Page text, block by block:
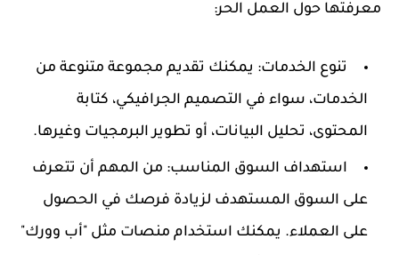
معرفتها حول العمل الحر:
تنوع الخدمات: يمكنك تقديم مجموعة متنوعة من
الخدمات، سواء في التصميم الجرافيكي، كتابة
المحتوى، تحليل البيانات، أو تطوير البرمجيات وغيرها.
استهداف السوق المناسب: من المهم أن تتعرف
على السوق المستهدف لزيادة فرصك في الحصول
على العملاء. يمكنك استخدام منصات مثل "أب وورك"